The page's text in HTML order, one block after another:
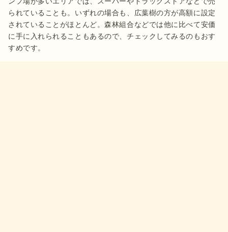
られていることも。いずれの場合も、広葉樹の方が高額に設定
されていることがほとんど。森林組合などでは他に比べて安価
に手に入れられることもあるので、チェックしてみるのもおす